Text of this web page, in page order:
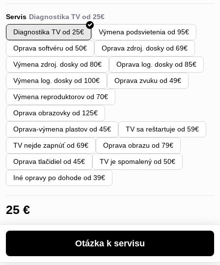
Servis
Diagnostika TV od 25€
Výmena podsvietenia od 95€
Oprava softvéru od 50€ Oprava zdroj. dosky od 69€
Výmena zdroj. dosky od 80€ Oprava log. dosky od 85€
Výmena log. dosky od 100€ Oprava zvuku od 49€
Výmena reproduktorov od 70€
Oprava obrazovky od 125€
Oprava-výmena plastov od 45€ TV sa reštartuje od 59€
TV nejde zapnúť od 69€ Oprava obrazu od 79€
Oprava tlačidiel od 45€ TV je spomalený od 50€
Iné opravy po dohode od 39€
25 €